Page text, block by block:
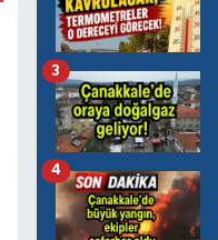
3
4